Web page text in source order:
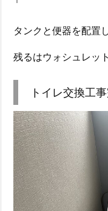
タンクと便器を配置
残るはウォシュレッ
トイレ交換工